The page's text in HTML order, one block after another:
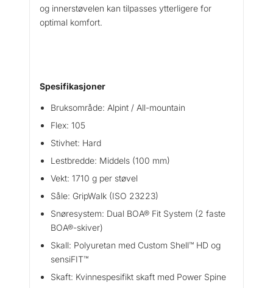
og innerstøvelen kan tilpasses ytterligere for
optimal komfort.
Spesifikasjoner
Bruksområde: Alpint / All-mountain
Flex: 105
Stivhet: Hard
Lestbredde: Middels (100 mm)
Vekt: 1710 g per støvel
Såle: GripWalk (ISO 23223)
Snøresystem: Dual BOA® Fit System (2 faste
BOA®-skiver)
Skall: Polyuretan med Custom Shell™ HD og
sensiFIT™
Skaft: Kvinnespesifikt skaft med Power Spine